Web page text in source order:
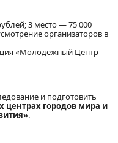
3 место — 75 000
организаторов в
«Молодежный Центр
и подготовить
центрах городов мира и
.